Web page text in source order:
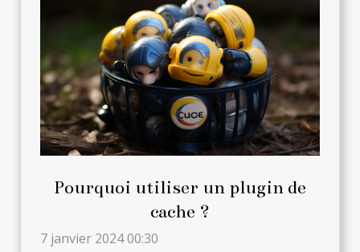
Pourquoi utiliser un plugin de
cache ?
7 janvier 2024 00:30